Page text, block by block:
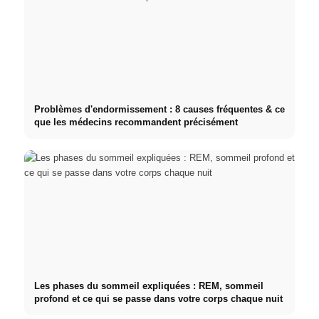
Problèmes d'endormissement : 8 causes fréquentes & ce
que les médecins recommandent précisément
Les phases du sommeil expliquées : REM, sommeil
profond et ce qui se passe dans votre corps chaque nuit